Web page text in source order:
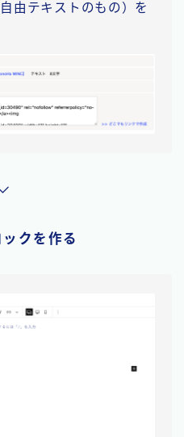
由テキストのもの）を
クを作る